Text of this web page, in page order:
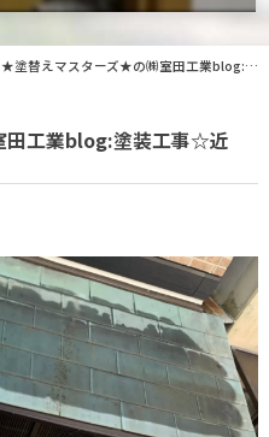
★塗替えマスターズ★の㈱室田工業blog:塗装工事☆近隣への配慮について
工業blog:塗装工事☆近